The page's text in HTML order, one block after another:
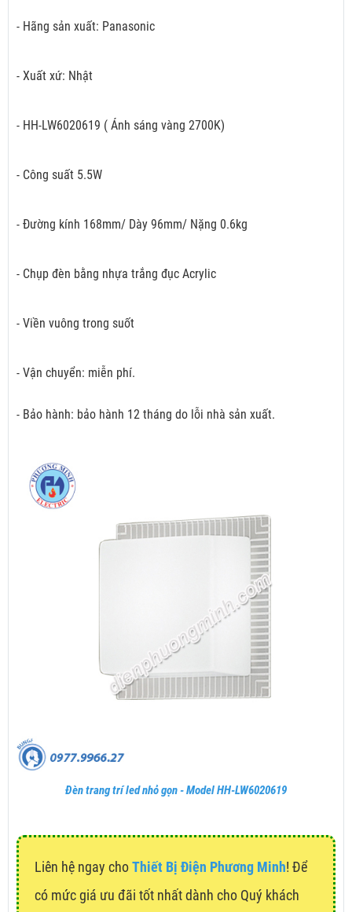
- Hãng sản xuất: Panasonic
- Xuất xứ: Nhật
- HH-LW6020619 ( Ánh sáng vàng 2700K)
- Công suất 5.5W
- Đường kính 168mm/ Dày 96mm/ Nặng 0.6kg
- Chụp đèn bằng nhựa trắng đục Acrylic
- Viền vuông trong suốt
- Vận chuyển: miễn phí.
- Bảo hành: bảo hành 12 tháng do lỗi nhà sản xuất.
Đèn trang trí led nhỏ gọn - Model HH-LW6020619
Liên hệ ngay choThiết Bị Điện Phương Minh! Để
có mức giá ưu đãi tốt nhất dành cho Quý khách